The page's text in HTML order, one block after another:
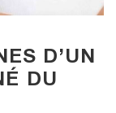
D’UN
DU